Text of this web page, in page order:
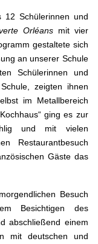
12 Schülerinnen und
Orléansmit vier
gestaltete sich
an unserer Schule
Schülerinnen und
zeigten ihnen
im Metallbereich
ging es zur
und mit vielen
Restaurantbesuch
Gäste das
Besuch
Besichtigen des
abschließend einem
mit deutschen und